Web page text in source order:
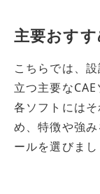
主要おす
こちらでは、
立つ主要な
各ソフトには
め、特徴や強
ールを選びまし